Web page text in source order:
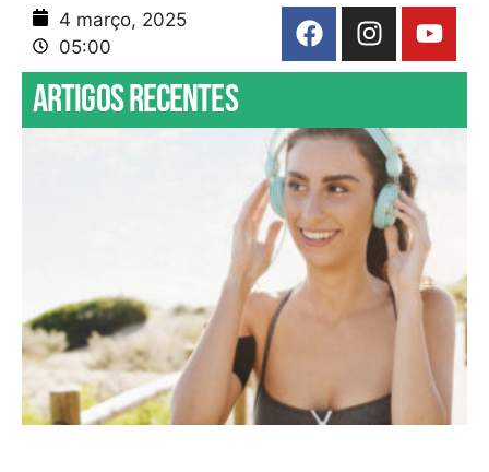
4 março, 2025
05:00
Artigos recentes